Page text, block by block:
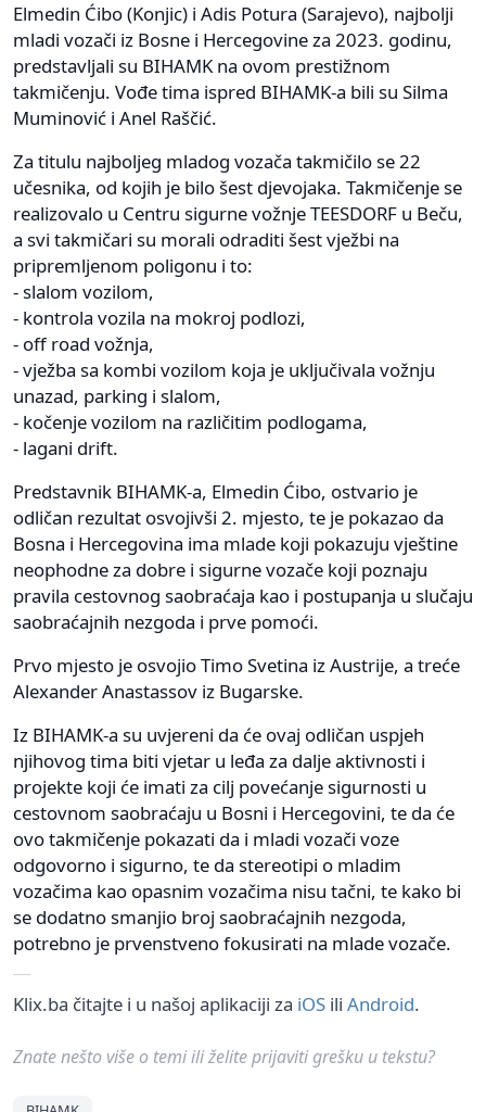
Elmedin Ćibo (Konjic) i Adis Potura (Sarajevo), najbolji
mladi vozači iz Bosne i Hercegovine za 2023. godinu,
predstavljali su BIHAMK na ovom prestižnom
takmičenju. Vođe tima ispred BIHAMK-a bili su Silma
Muminović i Anel Raščić.
Za titulu najboljeg mladog vozača takmičilo se 22
učesnika, od kojih je bilo šest djevojaka. Takmičenje se
realizovalo u Centru sigurne vožnje TEESDORF u Beču,
a svi takmičari su morali odraditi šest vježbi na
pripremljenom poligonu i to:
- slalom vozilom,
- kontrola vozila na mokroj podlozi,
- off road vožnja,
- vježba sa kombi vozilom koja je uključivala vožnju
unazad, parking i slalom,
- kočenje vozilom na različitim podlogama,
- lagani drift.
Predstavnik BIHAMK-a, Elmedin Ćibo, ostvario je
odličan rezultat osvojivši 2. mjesto, te je pokazao da
Bosna i Hercegovina ima mlade koji pokazuju vještine
neophodne za dobre i sigurne vozače koji poznaju
pravila cestovnog saobraćaja kao i postupanja u slučaju
saobraćajnih nezgoda i prve pomoći.
Prvo mjesto je osvojio Timo Svetina iz Austrije, a treće
Alexander Anastassov iz Bugarske.
Iz BIHAMK-a su uvjereni da će ovaj odličan uspjeh
njihovog tima biti vjetar u leđa za dalje aktivnosti i
projekte koji će imati za cilj povećanje sigurnosti u
cestovnom saobraćaju u Bosni i Hercegovini, te da će
ovo takmičenje pokazati da i mladi vozači voze
odgovorno i sigurno, te da stereotipi o mladim
vozačima kao opasnim vozačima nisu tačni, te kako bi
se dodatno smanjio broj saobraćajnih nezgoda,
potrebno je prvenstveno fokusirati na mlade vozače.
Klix.ba čitajte i u našoj aplikaciji za iOS ili Android.
Znate nešto više o temi ili želite prijaviti grešku u tekstu?